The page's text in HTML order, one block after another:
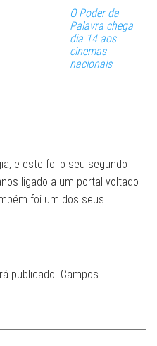
O Poder da
Palavra chega
dia 14 aos
cinemas
nacionais
e este foi o seu segundo
ligado a um portal voltado
foi um dos seus
publicado. Campos